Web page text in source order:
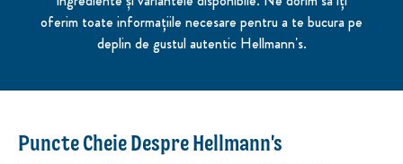
oferim toate informațiile necesare pentru a te bucura pe
deplin de gustul autentic Hellmann's.
Puncte Cheie Despre Hellmann's